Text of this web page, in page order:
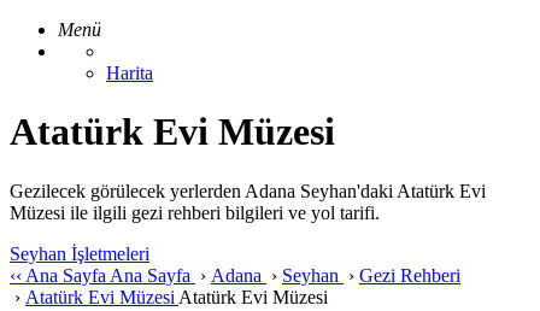
Menü
Harita
Atatürk Evi Müzesi
Gezilecek görülecek yerlerden Adana Seyhan'daki Atatürk Evi
Müzesi ile ilgili gezi rehberi bilgileri ve yol tarifi.
Seyhan İşletmeleri
‹‹ Ana Sayfa Ana Sayfa › Adana › Seyhan › Gezi Rehberi
› Atatürk Evi Müzesi Atatürk Evi Müzesi